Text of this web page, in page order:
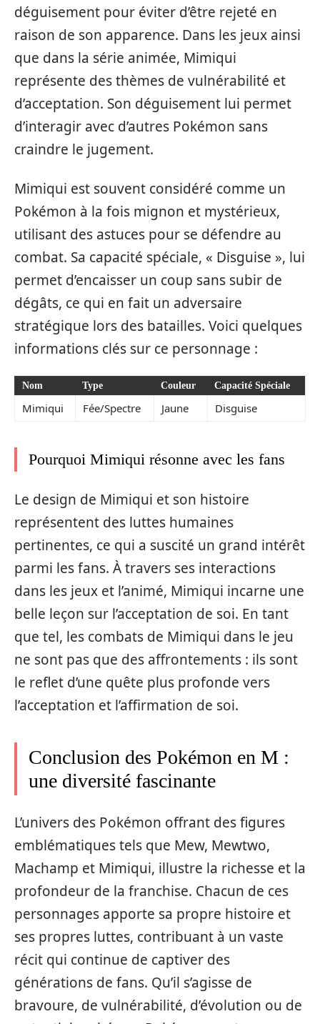
déguisement pour éviter d’être rejeté en
raison de son apparence. Dans les jeux ainsi
que dans la série animée, Mimiqui
représente des thèmes de vulnérabilité et
d’acceptation. Son déguisement lui permet
d’interagir avec d’autres Pokémon sans
craindre le jugement.
Mimiqui est souvent considéré comme un
Pokémon à la fois mignon et mystérieux,
utilisant des astuces pour se défendre au
combat. Sa capacité spéciale, « Disguise », lui
permet d’encaisser un coup sans subir de
dégâts, ce qui en fait un adversaire
stratégique lors des batailles. Voici quelques
informations clés sur ce personnage :
Nom Type Couleur Capacité Spéciale
Mimiqui Fée/Spectre Jaune Disguise
Pourquoi Mimiqui résonne avec les fans
Le design de Mimiqui et son histoire
représentent des luttes humaines
pertinentes, ce qui a suscité un grand intérêt
parmi les fans. À travers ses interactions
dans les jeux et l’animé, Mimiqui incarne une
belle leçon sur l’acceptation de soi. En tant
que tel, les combats de Mimiqui dans le jeu
ne sont pas que des affrontements : ils sont
le reflet d’une quête plus profonde vers
l’acceptation et l’affirmation de soi.
Conclusion des Pokémon en M :
une diversité fascinante
L’univers des Pokémon offrant des figures
emblématiques tels que Mew, Mewtwo,
Machamp et Mimiqui, illustre la richesse et la
profondeur de la franchise. Chacun de ces
personnages apporte sa propre histoire et
ses propres luttes, contribuant à un vaste
récit qui continue de captiver des
générations de fans. Qu’il s’agisse de
bravoure, de vulnérabilité, d’évolution ou de